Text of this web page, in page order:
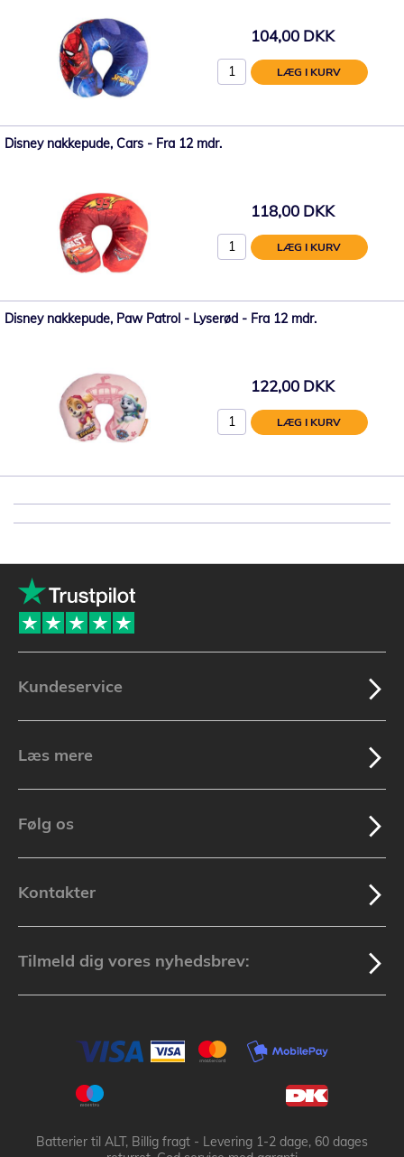
104,00 DKK
LÆG I KURV
Disney nakkepude, Cars - Fra 12 mdr.
118,00 DKK
LÆG I KURV
Disney nakkepude, Paw Patrol - Lyserød - Fra 12 mdr.
122,00 DKK
LÆG I KURV
Kundeservice
Læs mere
Følg os
Kontakter
Tilmeld dig vores nyhedsbrev:
Batterier til ALT, Billig fragt - Levering 1-2 dage, 60 dages